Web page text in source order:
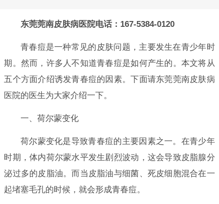
东莞莞南皮肤病医院电话：167-5384-0120
青春痘是一种常见的皮肤问题，主要发生在青少年时
期。然而，许多人不知道青春痘是如何产生的。本文将从
五个方面介绍诱发青春痘的因素。下面请东莞莞南皮肤病
医院的医生为大家介绍一下。
一、荷尔蒙变化
荷尔蒙变化是导致青春痘的主要因素之一。在青少年
时期，体内荷尔蒙水平发生剧烈波动，这会导致皮脂腺分
泌过多的皮脂油。而当皮脂油与细菌、死皮细胞混合在一
起堵塞毛孔的时候，就会形成青春痘。